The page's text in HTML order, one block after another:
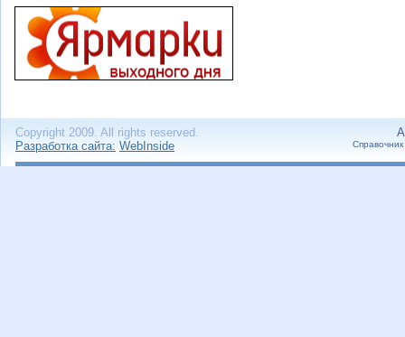
Copyright 2009. All rights reserved.
Разработка сайта: WebInside